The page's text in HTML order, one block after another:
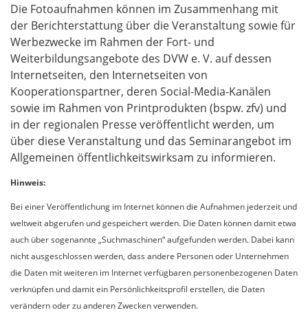
Die Fotoaufnahmen können im Zusammenhang mit
der Berichterstattung über die Veranstaltung sowie für
Werbezwecke im Rahmen der Fort- und
Weiterbildungsangebote des DVW e. V. auf dessen
Internetseiten, den Internetseiten von
Kooperationspartner, deren Social-Media-Kanälen
sowie im Rahmen von Printprodukten (bspw. zfv) und
in der regionalen Presse veröffentlicht werden, um
über diese Veranstaltung und das Seminarangebot im
Allgemeinen öffentlichkeitswirksam zu informieren.
Hinweis:
Bei einer Veröffentlichung im Internet können die Aufnahmen jederzeit und
weltweit abgerufen und gespeichert werden. Die Daten können damit etwa
auch über sogenannte „Suchmaschinen“ aufgefunden werden. Dabei kann
nicht ausgeschlossen werden, dass andere Personen oder Unternehmen
die Daten mit weiteren im Internet verfügbaren personenbezogenen Daten
verknüpfen und damit ein Persönlichkeitsprofil erstellen, die Daten
verändern oder zu anderen Zwecken verwenden.